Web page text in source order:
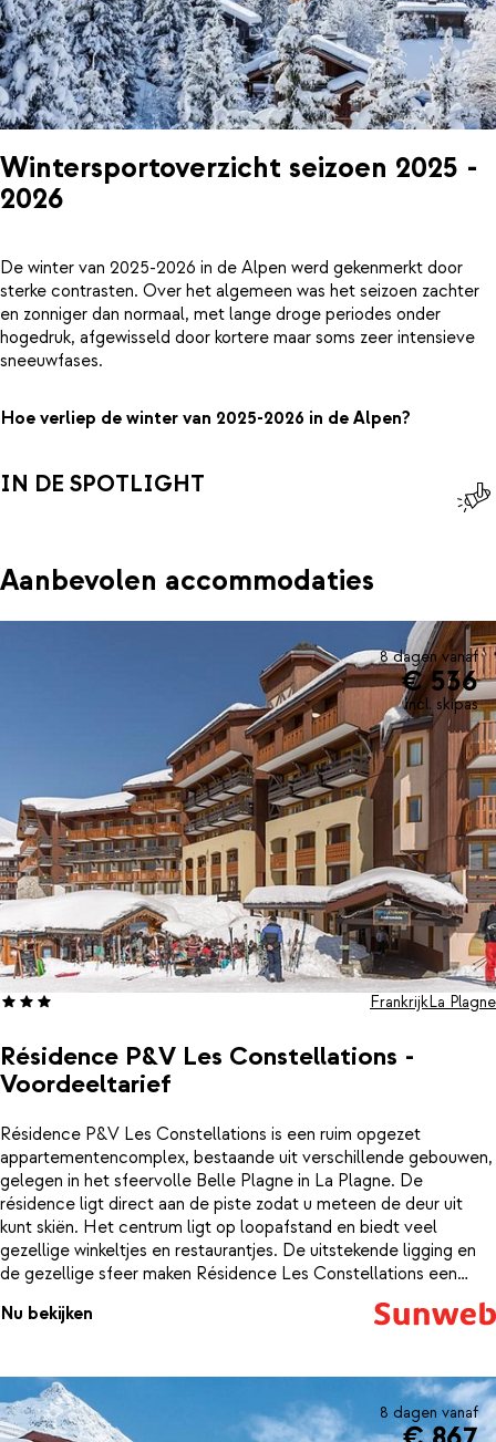
Wintersportoverzicht seizoen 2025 -
2026
De winter van 2025-2026 in de Alpen werd gekenmerkt door
sterke contrasten. Over het algemeen was het seizoen zachter
en zonniger dan normaal, met lange droge periodes onder
hogedruk, afgewisseld door kortere maar soms zeer intensieve
sneeuwfases.
Hoe verliep de winter van 2025-2026 in de Alpen?
IN DE SPOTLIGHT
Aanbevolen accommodaties
8 dagen vanaf
€ 536
incl. skipas
Résidence P&V Les Constellations -
Voordeeltarief
FrankrijkLa Plagne
Résidence P&V Les Constellations is een ruim opgezet
appartementencomplex, bestaande uit verschillende gebouwen,
gelegen in het sfeervolle Belle Plagne in La Plagne. De
résidence ligt direct aan de piste zodat u meteen de deur uit
kunt skiën. Het centrum ligt op loopafstand en biedt veel
gezellige winkeltjes en restaurantjes. De uitstekende ligging en
de gezellige sfeer maken Résidence Les Constellations een
echte aanrader voor een fantastische wintersportvakantie!
Nu bekijken
8 dagen vanaf